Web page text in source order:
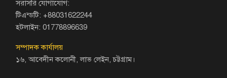
সরাসরি যোগাযোগ:
টিএন্ডটি: +88031622244
হটলাইন: 01778896639
সম্পাদক কার্যালয়
১৬, আবেদীন কলোনী, লাভ লেইন, চট্টগ্রাম।